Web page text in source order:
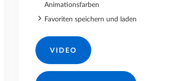
Animationsfarben
Favoriten speichern und laden
VIDEO